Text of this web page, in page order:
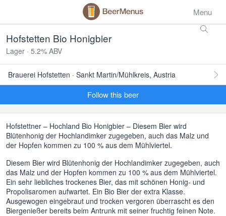
Menu
Hofstetten Bio Honigbier
Lager · 5.2% ABV
Brauerei Hofstetten · Sankt Martin/Mühlkreis, Austria
Follow this beer
Hofstettner – Hochland Bio Honigbier – Diesem Bier wird
Blütenhonig der Hochlandimker zugegeben, auch das Malz und
der Hopfen kommen zu 100 % aus dem Mühlviertel.
Diesem Bier wird Blütenhonig der Hochlandimker zugegeben, auch
das Malz und der Hopfen kommen zu 100 % aus dem Mühlviertel.
Ein sehr liebliches trockenes Bier, das mit schönen Honig- und
Propolisaromen aufwartet. Ein Bio Bier der extra Klasse.
Ausgewogen eingebraut und trocken vergoren überrascht es den
Biergenießer bereits beim Antrunk mit seiner fruchtig feinen Note.